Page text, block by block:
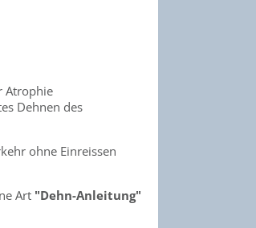
Atrophie
Dehnen des
ohne Einreissen
Art "Dehn-Anleitung"